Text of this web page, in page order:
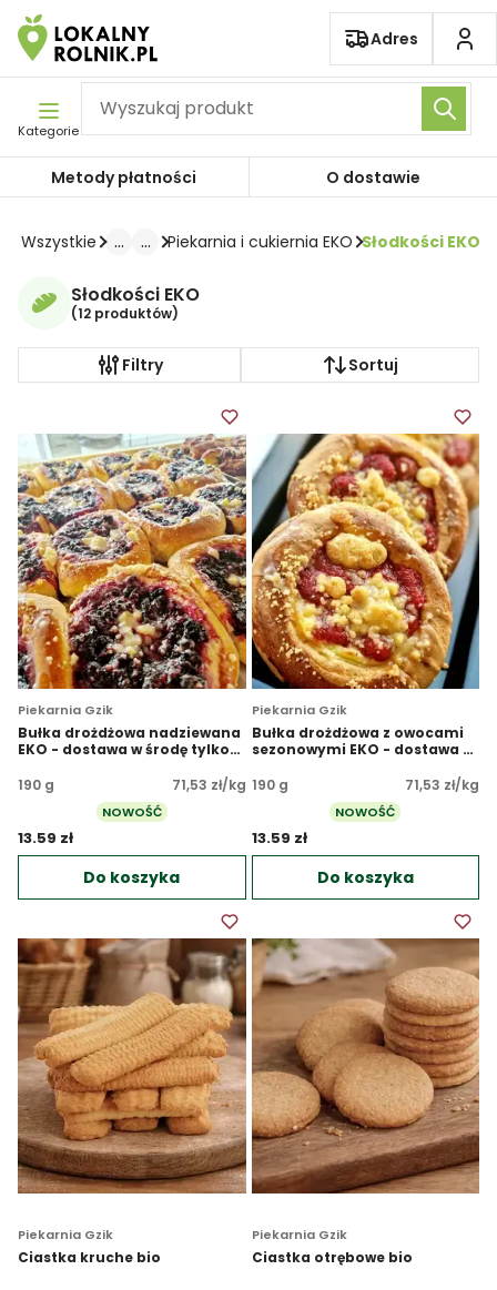
Pomiń nawigację
Adres
Kategorie
Metody płatności O dostawie
Wszystkie ... ... Piekarnia i cukiernia EKO Słodkości EKO
Słodkości EKO
(12 produktów)
Filtry Sortuj
Piekarnia Gzik
Bułka drożdżowa nadziewana
EKO - dostawa w środę tylko
190 g
71,53 zł/kg
NOWOŚĆ
13.59 zł
Do koszyka
Piekarnia Gzik
Bułka drożdżowa z owocami
sezonowymi EKO - dostawa w
okolice
190 g 71,53 zł/kg
NOWOŚĆ
13.59 zł
Do koszyka
Piekarnia Gzik
Ciastka kruche bio
Piekarnia Gzik
Ciastka otrębowe bio